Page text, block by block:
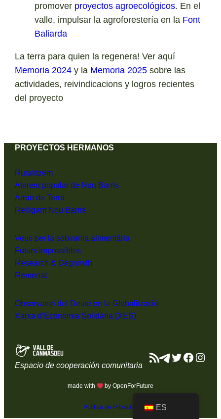
promover proyectos agroecológicos. En el
valle, impulsar la agroforestería en la Font
Baliarda
La terra para quien la regenera! Ver aquí
Memoria 2024 y la Memoria 2025 sobre las
actividades, reivindicacions y logros recientes
del proyecto
PROYECTOS HERMANOS
Ruralitzem
Ateneu popular de Nou Barris
Arran de Terra
Relligant Nou Barris
Veus per la sobirania alimentària
Futurs impossibles
Research & Degrowth
Remenat
Observatori del Deute en la Globalització
Xarxa d’Economia Solidària (XES)
Espacio de cooperación comunitaria
Feed RSSTelegram
Twitter
made with by OpenForFuture
Política de Privacitat ES